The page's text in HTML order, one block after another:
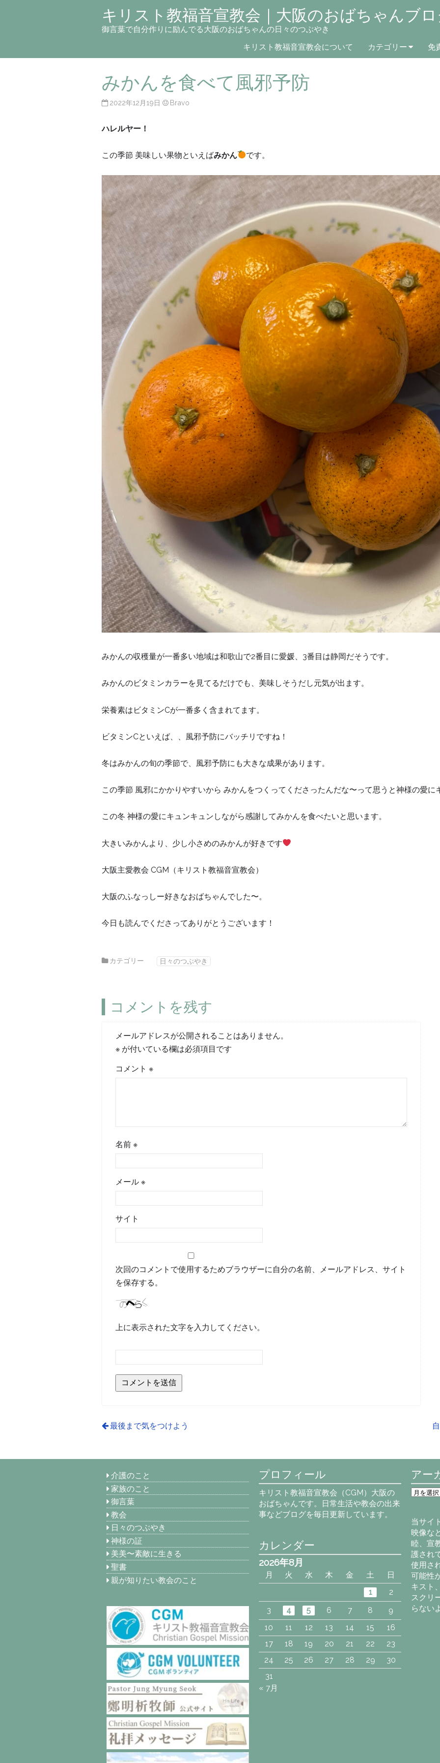
キリスト教福音宣教会｜大阪のおばちゃんブ
御言葉で自分作りに励んでる大阪のおばちゃんの日々のつぶやき
キリスト教福音宣教会について カテゴリー 免
みかんを食べて風邪予防
2022年12月19日 Bravo
ハレルヤー！
この季節 美味しい果物といえばみかん です。
みかんの収穫量が一番多い地域は和歌山で2番目に愛媛、3番目は静岡だそうです。
みかんのビタミンカラーを見てるだけでも、美味しそうだし元気が出ます。
栄養素はビタミンCが一番多く含まれてます。
ビタミンCといえば、、風邪予防にバッチリですね！
冬はみかんの旬の季節で、風邪予防にも大きな成果があります。
この季節 風邪にかかりやすいから みかんをつくってくださったんだな〜って思うと神様の愛に
この冬 神様の愛にキュンキュンしながら感謝してみかんを食べたいと思います。
大きいみかんより、少し小さめのみかんが好きです
大阪主愛教会 CGM（キリスト教福音宣教会）
大阪のふなっしー好きなおばちゃんでした〜。
今日も読んでくださってありがとうございます！
カテゴリー 日々のつぶやき
コメントを残す
メールアドレスが公開されることはありません。
※ が付いている欄は必須項目です
コメント※
名前※
メール※
サイト
次回のコメントで使用するためブラウザーに自分の名前、メールアドレス、サイト
を保存する。
上に表示された文字を入力してください。
最後まで気をつけよう
介護のこと
家族のこと
御言葉
教会
日々のつぶやき
神様の証
美美〜素敵に生きる
聖書
親が知りたい教会のこと
プロフィール
キリスト教福音宣教会（CGM）大阪の
おばちゃんです。日常生活や教会の出来
事などブログを毎日更新しています。
アー
ア
ー
ブ
当サイ
映像な
睦、宣
護され
使用さ
可能性
キスト
スクリ
らない
カレンダー
2026年8月
月 火 水 木 金 土
日
1
2
3
4 5 6 7 8
9
10
11 12 13 14 15
16
17
18 19 20 21 22
23
24
25 26 27 28 29
30
31
« 7月